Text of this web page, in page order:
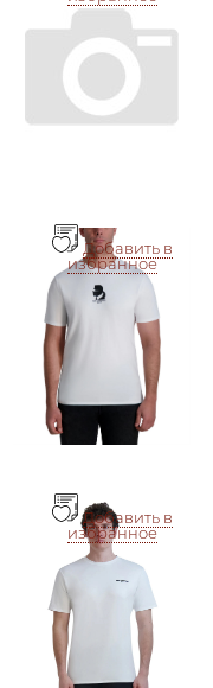
Добавить в
избранное
Добавить в
избранное